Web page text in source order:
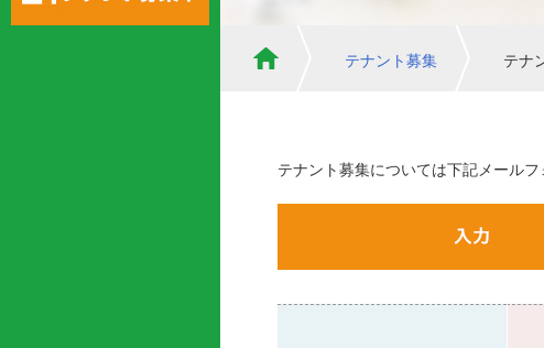
テナント募集 テナ
テナント募集については下記メール